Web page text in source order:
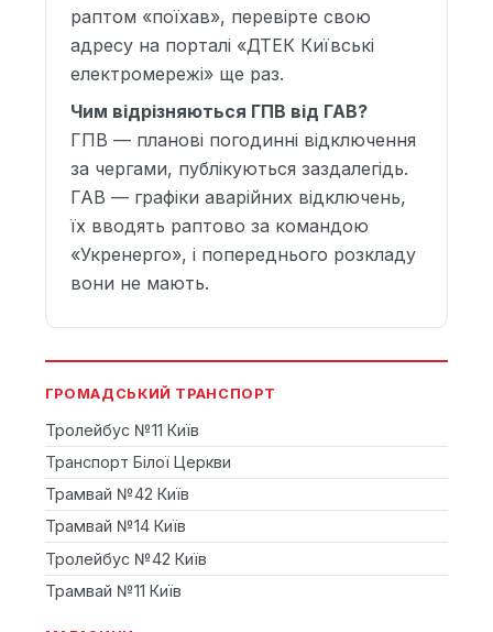
раптом «поїхав», перевірте свою
адресу на порталі «ДТЕК Київські
електромережі» ще раз.
Чим відрізняються ГПВ від ГАВ?
ГПВ — планові погодинні відключення
за чергами, публікуються заздалегідь.
ГАВ — графіки аварійних відключень,
їх вводять раптово за командою
«Укренерго», і попереднього розкладу
вони не мають.
ГРОМАДСЬКИЙ ТРАНСПОРТ
Тролейбус №11 Київ
Транспорт Білої Церкви
Трамвай №42 Київ
Трамвай №14 Київ
Тролейбус №42 Київ
Трамвай №11 Київ